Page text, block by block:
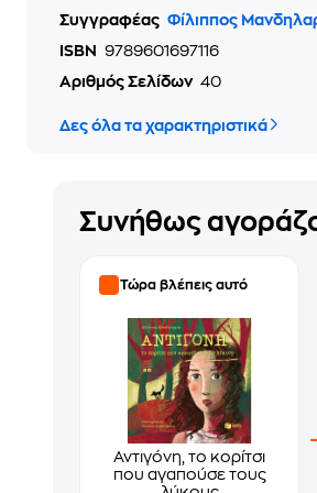
Συγγραφέας Φίλιππος
ISBN
9789601697116
Αριθμός Σελίδων 40
Δες όλα τα χαρακτηριστικά
Συνήθως
Τώρα βλέπεις αυτό
Αντιγόνη, το κορίτσι
που αγαπούσε τους